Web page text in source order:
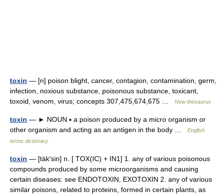
toxin — [n] poison blight, cancer, contagion, contamination, germ,
infection, noxious substance, poisonous substance, toxicant,
toxoid, venom, virus; concepts 307,475,674,675 …
New thesaurus
toxin — ► NOUN ▪ a poison produced by a micro organism or
other organism and acting as an antigen in the body …
English
terms dictionary
toxin — [täk′sin] n. [ TOX(IC) + IN1] 1. any of various poisonous
compounds produced by some microorganisms and causing
certain diseases: see ENDOTOXIN, EXOTOXIN 2. any of various
similar poisons, related to proteins, formed in certain plants, as